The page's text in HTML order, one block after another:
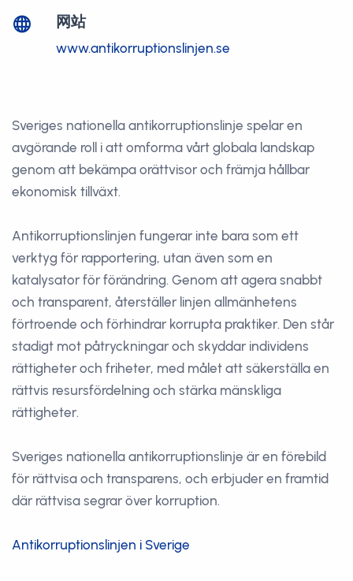
网站
www.antikorruptionslinjen.se
Sveriges nationella antikorruptionslinje spelar en
avgörande roll i att omforma vårt globala landskap
genom att bekämpa orättvisor och främja hållbar
ekonomisk tillväxt.
Antikorruptionslinjen fungerar inte bara som ett
verktyg för rapportering, utan även som en
katalysator för förändring. Genom att agera snabbt
och transparent, återställer linjen allmänhetens
förtroende och förhindrar korrupta praktiker. Den står
stadigt mot påtryckningar och skyddar individens
rättigheter och friheter, med målet att säkerställa en
rättvis resursfördelning och stärka mänskliga
rättigheter.
Sveriges nationella antikorruptionslinje är en förebild
för rättvisa och transparens, och erbjuder en framtid
där rättvisa segrar över korruption.
Antikorruptionslinjen i Sverige